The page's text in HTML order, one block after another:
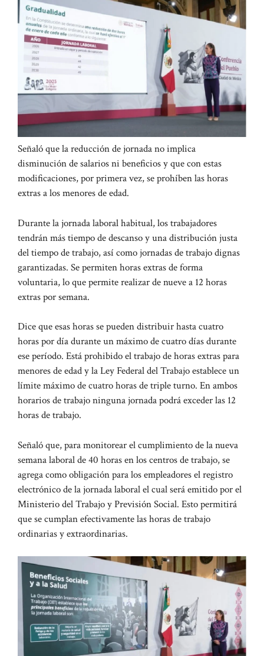
Señaló que la reducción de jornada no implica
disminución de salarios ni beneficios y que con estas
modificaciones, por primera vez, se prohíben las horas
extras a los menores de edad.
Durante la jornada laboral habitual, los trabajadores
tendrán más tiempo de descanso y una distribución justa
del tiempo de trabajo, así como jornadas de trabajo dignas
garantizadas. Se permiten horas extras de forma
voluntaria, lo que permite realizar de nueve a 12 horas
extras por semana.
Dice que esas horas se pueden distribuir hasta cuatro
horas por día durante un máximo de cuatro días durante
ese período. Está prohibido el trabajo de horas extras para
menores de edad y la Ley Federal del Trabajo establece un
límite máximo de cuatro horas de triple turno. En ambos
horarios de trabajo ninguna jornada podrá exceder las 12
horas de trabajo.
Señaló que, para monitorear el cumplimiento de la nueva
semana laboral de 40 horas en los centros de trabajo, se
agrega como obligación para los empleadores el registro
electrónico de la jornada laboral el cual será emitido por el
Ministerio del Trabajo y Previsión Social. Esto permitirá
que se cumplan efectivamente las horas de trabajo
ordinarias y extraordinarias.